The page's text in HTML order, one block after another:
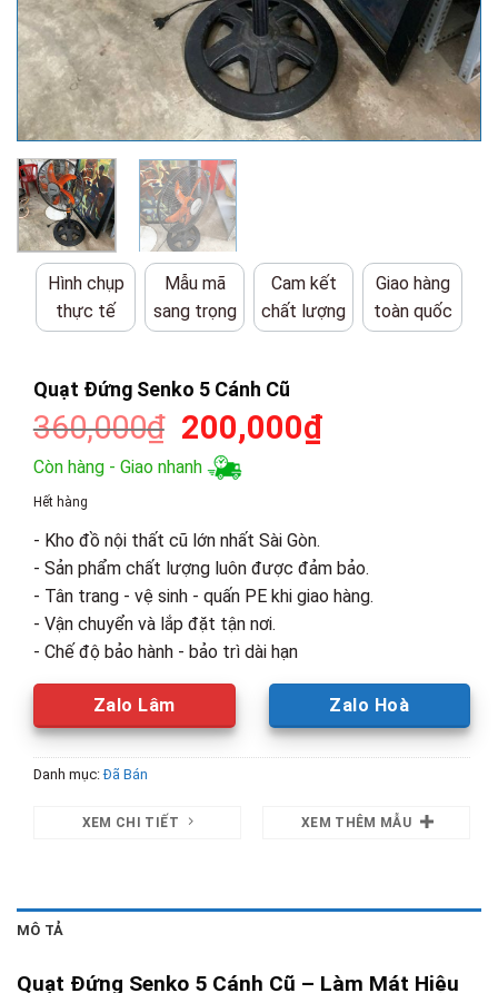
Hình chụp
thực tế
Mẫu mã
sang trọng
Cam kết
chất lượng
Giao hàng
toàn quốc
Quạt Đứng Senko 5 Cánh Cũ
360,000₫ Giá
gốc
200,000₫Giá
200,000₫.
Còn hàng - Giao nhanh
Hết hàng
- Kho đồ nội thất cũ lớn nhất Sài Gòn.
- Sản phẩm chất lượng luôn được đảm bảo.
- Tân trang - vệ sinh - quấn PE khi giao hàng.
- Vận chuyển và lắp đặt tận nơi.
- Chế độ bảo hành - bảo trì dài hạn
Zalo Lâm Zalo Hoà
Danh mục:Đã Bán
XEM CHI TIẾT XEM THÊM MẪU
MÔ TẢ
Quạt Đứng Senko 5 Cánh Cũ – Làm Mát Hiệu